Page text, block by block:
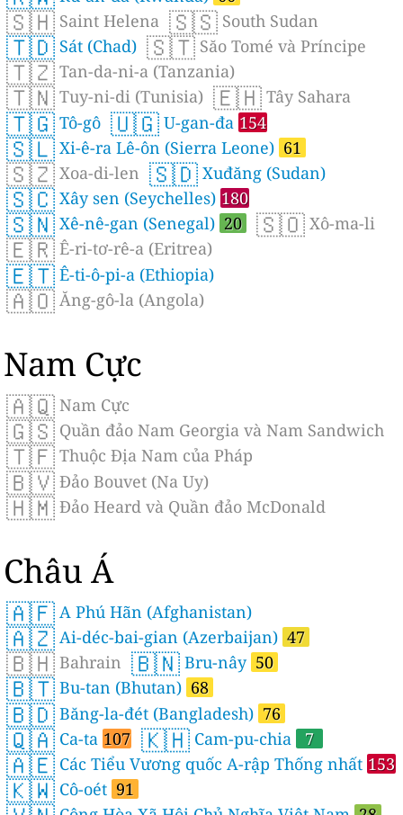
🇸🇭 Saint Helena 🇸🇸 South Sudan
🇹🇩 Sát (Chad) 🇸🇹 Săo Tomé và Príncipe
🇹🇿 Tan-da-ni-a (Tanzania)
🇹🇳 Tuy-ni-di (Tunisia) 🇪🇭 Tây Sahara
🇹🇬 Tô-gô 🇺🇬 U-gan-đa 154
🇸🇱 Xi-ê-ra Lê-ôn (Sierra Leone) 61
🇸🇿 Xoa-di-len 🇸🇩 Xuđăng (Sudan)
🇸🇨 Xây sen (Seychelles) 180
🇸🇳 Xê-nê-gan (Senegal) 20 🇸🇴 Xô-ma-li
🇪🇷 Ê-ri-tơ-rê-a (Eritrea)
🇪🇹 Ê-ti-ô-pi-a (Ethiopia)
🇦🇴 Ăng-gô-la (Angola)
Nam Cực
🇦🇶 Nam Cực
🇬🇸 Quần đảo Nam Georgia và Nam Sandwich
🇹🇫 Thuộc Địa Nam của Pháp
🇧🇻 Đảo Bouvet (Na Uy)
🇭🇲 Đảo Heard và Quần đảo McDonald
Châu Á
🇦🇫 A Phú Hãn (Afghanistan)
🇦🇿 Ai-déc-bai-gian (Azerbaijan) 47
🇧🇭 Bahrain 🇧🇳 Bru-nây 50
🇧🇹 Bu-tan (Bhutan) 68
🇧🇩 Băng-la-đét (Bangladesh) 76
🇶🇦 Ca-ta 107 🇰🇭 Cam-pu-chia 7
🇦🇪 Các Tiểu Vương quốc A-rập Thống nhất 153
🇰🇼 Cô-oét 91